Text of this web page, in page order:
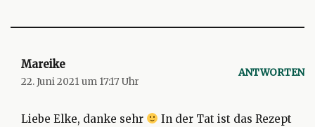
Mareike
22. Juni 2021 um 17:17 Uhr
ANTWORTEN
Liebe Elke, danke sehr In der Tat ist das Rezept